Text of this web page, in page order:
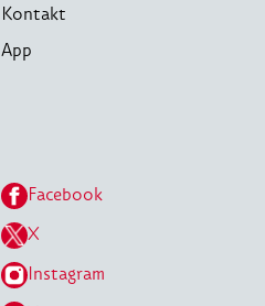
Kontakt
App
Facebook
X
Instagram